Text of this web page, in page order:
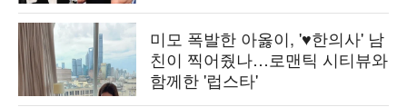
미모 폭발한 아옳이, '♥한의사' 남
친이 찍어줬나…로맨틱 시티뷰와
함께한 '럽스타'